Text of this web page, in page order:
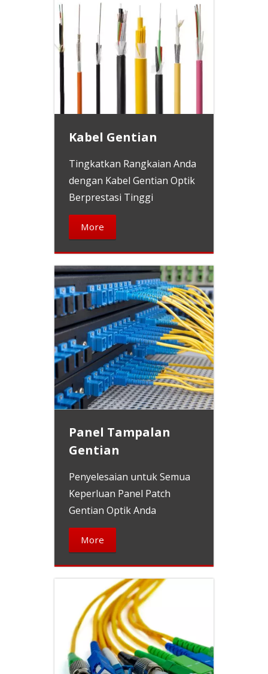
Kabel Gentian
Tingkatkan Rangkaian Anda
dengan Kabel Gentian Optik
Berprestasi Tinggi
More
Panel Tampalan
Gentian
Penyelesaian untuk Semua
Keperluan Panel Patch
Gentian Optik Anda
More